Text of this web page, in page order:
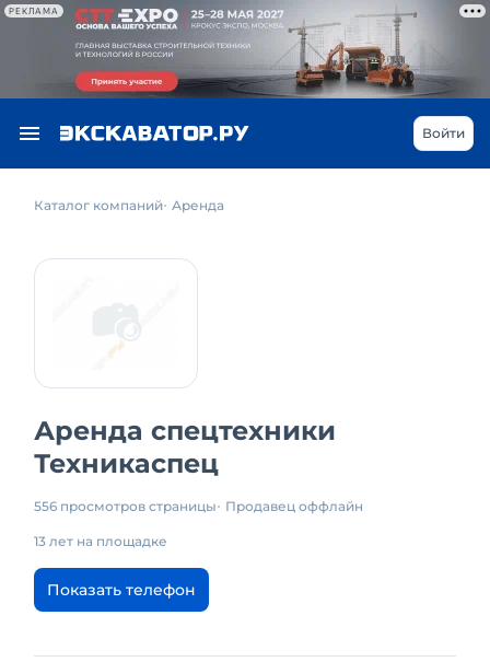
РЕКЛАМА
Войти
Каталог компаний Аренда
Аренда спецтехники
Техникаспец
556 просмотров страницы Продавец оффлайн
13 лет на площадке
Показать телефон